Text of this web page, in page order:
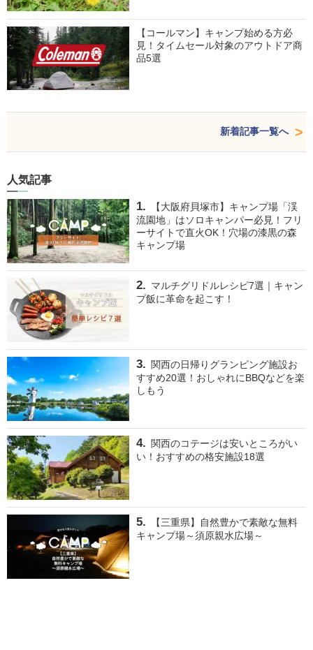
【コールマン】キャンプ始める方必
見！タイムセール対象のアウトドア商
品5選
新着記事一覧へ
人気記事
【大阪府貝塚市】キャンプ場「渓
流園地」はソロキャンパー必見！フリ
ーサイトで直火OK！穴場の漆黒の森
キャンプ場
マルチグリドルレシピ7選｜キャン
プ飯に革命を起こす！
関西の日帰りグランピング施設お
すすめ20選！おしゃれにBBQなどを楽
しもう
関西のコテージは安いところがい
い！おすすめの格安施設18選
【三重県】自然豊かで素敵な無料
キャンプ場～須原親水広場～